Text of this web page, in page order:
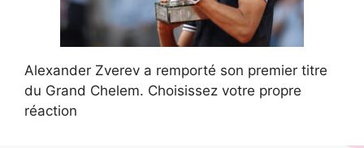
Alexander Zverev a remporté son premier titre
du Grand Chelem. Choisissez votre propre
réaction